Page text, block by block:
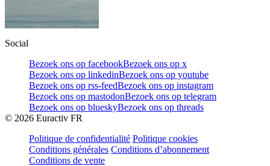
Social
Bezoek ons op facebookBezoek ons op x
Bezoek ons op linkedinBezoek ons op youtube
Bezoek ons op rss-feedBezoek ons op instagram
Bezoek ons op mastodonBezoek ons op telegram
Bezoek ons op blueskyBezoek ons op threads
© 2026 Euractiv FR
Politique de confidentialité Politique cookies
Conditions générales Conditions d’abonnement
Conditions de vente